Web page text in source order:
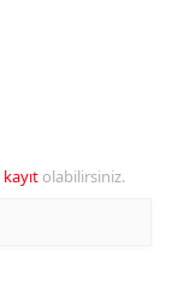
kayıt olabilirsiniz.